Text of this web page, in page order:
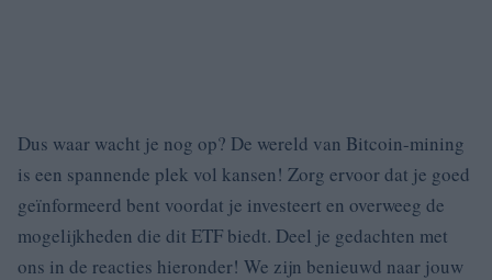
Dus waar wacht je nog op? De wereld van Bitcoin-mining
is een spannende plek vol kansen! Zorg ervoor dat je goed
geïnformeerd bent voordat je investeert en overweeg de
mogelijkheden die dit ETF biedt. Deel je gedachten met
ons in de reacties hieronder! We zijn benieuwd naar jouw